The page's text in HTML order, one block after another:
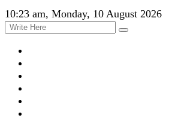
10:23 am, Monday, 10 August 2026